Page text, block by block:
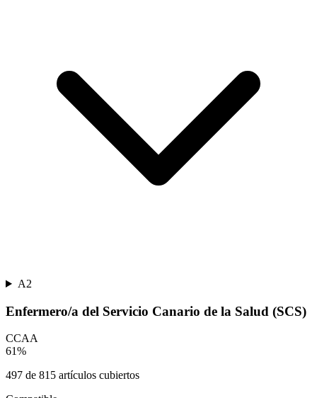
A2
Enfermero/a del Servicio Canario de la Salud (SCS)
CCAA
61%
497 de 815 artículos cubiertos